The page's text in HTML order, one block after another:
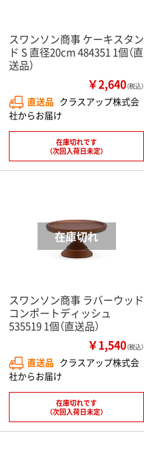
スワンソン商事 ケーキスタン
ド S 直径20cm 484351 1個（直
送品）
￥2,640（税込）
直送品 クラスアップ株式会
社からお届け
在庫切れです
（次回入荷日未定）
スワンソン商事 ラバーウッド
コンポートディッシュ
535519 1個（直送品）
￥1,540（税込）
直送品 クラスアップ株式会
社からお届け
在庫切れです
（次回入荷日未定）